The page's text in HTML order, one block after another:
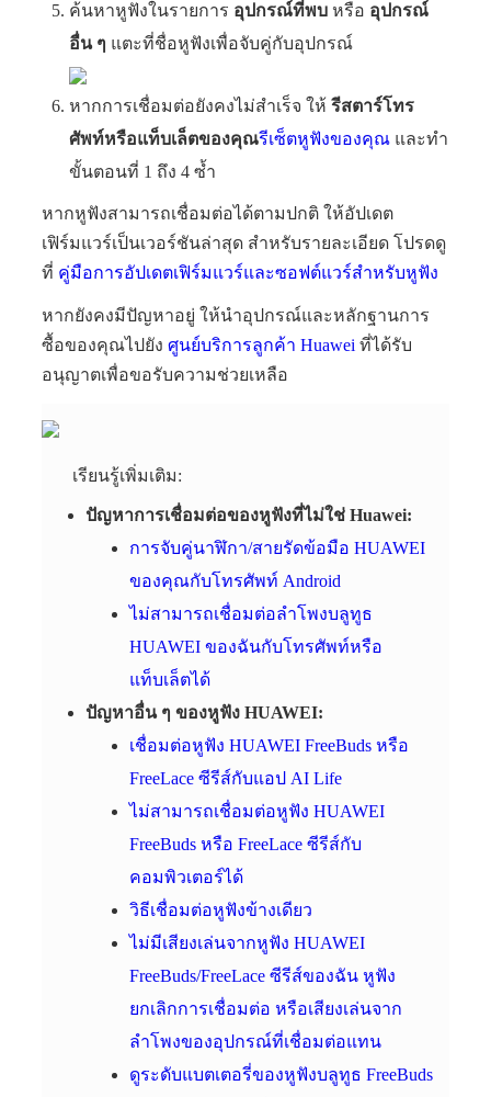
ค้นหาหูฟังในรายการ อุปกรณ์ที่พบ หรือ อุปกรณ์
อื่น ๆ แตะที่ชื่อหูฟังเพื่อจับคู่กับอุปกรณ์
หากการเชื่อมต่อยังคงไม่สำเร็จ ให้รีสตาร์โทร
ศัพท์หรือแท็บเล็ตของคุณรีเซ็ตหูฟังของคุณ และทำ
ขั้นตอนที่ 1 ถึง 4 ซ้ำ
หากหูฟังสามารถเชื่อมต่อได้ตามปกติ ให้อัปเดต
เฟิร์มแวร์เป็นเวอร์ชันล่าสุด สำหรับรายละเอียด โปรดดู
ที่ คู่มือการอัปเดตเฟิร์มแวร์และซอฟต์แวร์สำหรับหูฟัง
หากยังคงมีปัญหาอยู่ ให้นำอุปกรณ์และหลักฐานการ
ซื้อของคุณไปยังศูนย์บริการลูกค้า Huawei ที่ได้รับ
อนุญาตเพื่อขอรับความช่วยเหลือ
เรียนรู้เพิ่มเติม:
ปัญหาการเชื่อมต่อของหูฟังที่ไม่ใช่ Huawei:
การจับคู่นาฬิกา/สายรัดข้อมือ HUAWEI
ของคุณกับโทรศัพท์ Android
ไม่สามารถเชื่อมต่อลำโพงบลูทูธ
HUAWEI ของฉันกับโทรศัพท์หรือ
แท็บเล็ตได้
ปัญหาอื่น ๆ ของหูฟัง HUAWEI:
เชื่อมต่อหูฟัง HUAWEI FreeBuds หรือ
FreeLace ซีรีส์กับแอป AI Life
ไม่สามารถเชื่อมต่อหูฟัง HUAWEI
FreeBuds หรือ FreeLace ซีรีส์กับ
คอมพิวเตอร์ได้
วิธีเชื่อมต่อหูฟังข้างเดียว
ไม่มีเสียงเล่นจากหูฟัง HUAWEI
FreeBuds/FreeLace ซีรีส์ของฉัน หูฟัง
ยกเลิกการเชื่อมต่อ หรือเสียงเล่นจาก
ลำโพงของอุปกรณ์ที่เชื่อมต่อแทน
ดูระดับแบตเตอรี่ของหูฟังบลูทูธ FreeBuds